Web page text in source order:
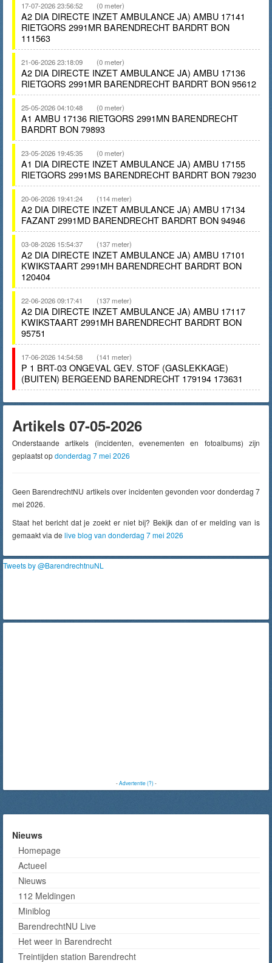
17-07-2026 23:56:52 (0 meter)
A2 DIA DIRECTE INZET AMBULANCE JA) AMBU 17141
RIETGORS 2991MR BARENDRECHT BARDRT BON
111563
21-06-2026 23:18:09 (0 meter)
A2 DIA DIRECTE INZET AMBULANCE JA) AMBU 17136
RIETGORS 2991MR BARENDRECHT BARDRT BON 95612
25-05-2026 04:10:48 (0 meter)
A1 AMBU 17136 RIETGORS 2991MN BARENDRECHT
BARDRT BON 79893
23-05-2026 19:45:35 (0 meter)
A1 DIA DIRECTE INZET AMBULANCE JA) AMBU 17155
RIETGORS 2991MS BARENDRECHT BARDRT BON 79230
20-06-2026 19:41:24 (114 meter)
A2 DIA DIRECTE INZET AMBULANCE JA) AMBU 17134
FAZANT 2991MD BARENDRECHT BARDRT BON 94946
03-08-2026 15:54:37 (137 meter)
A2 DIA DIRECTE INZET AMBULANCE JA) AMBU 17101
KWIKSTAART 2991MH BARENDRECHT BARDRT BON
120404
22-06-2026 09:17:41 (137 meter)
A2 DIA DIRECTE INZET AMBULANCE JA) AMBU 17117
KWIKSTAART 2991MH BARENDRECHT BARDRT BON
95751
17-06-2026 14:54:58 (141 meter)
P 1 BRT-03 ONGEVAL GEV. STOF (GASLEKKAGE)
(BUITEN) BERGEEND BARENDRECHT 179194 173631
Artikels 07-05-2026
Onderstaande artikels (incidenten, evenementen en fotoalbums) zijn
geplaatst opdonderdag 7 mei 2026
Geen BarendrechtNU artikels over incidenten gevonden voor donderdag 7
mei 2026.
Staat het bericht dat je zoekt er niet bij? Bekijk dan of er melding van is
gemaakt via de live blog van donderdag 7 mei 2026
Tweets by @BarendrechtnuNL
-Advertentie (?)-
Nieuws
Homepage
Actueel
Nieuws
112 Meldingen
Miniblog
BarendrechtNU Live
Het weer in Barendrecht
Treintijden station Barendrecht